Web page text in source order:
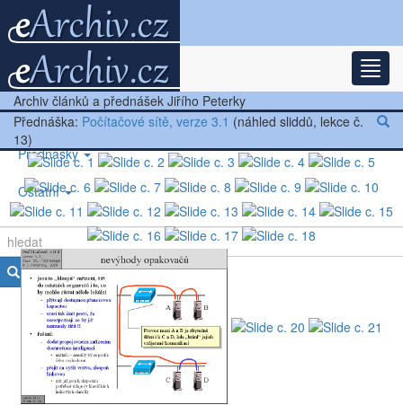
Nejnovější články
Další články
Přednášky
Ostatní
Archiv článků a přednášek Jiřího Peterky
Přednáška: Počítačové sítě, verze 3.1 (náhled sliddů, lekce č.
13)